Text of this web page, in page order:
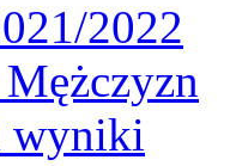
2022
wyniki